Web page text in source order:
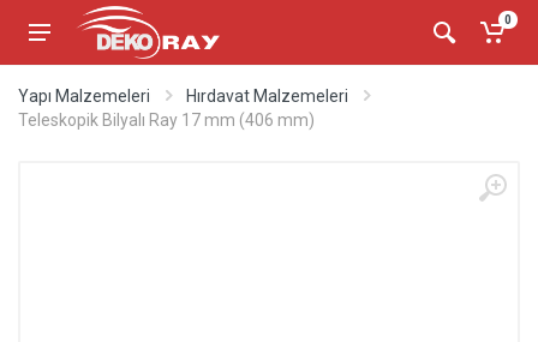
0
Yapı Malzemeleri
Hırdavat Malzemeleri
Teleskopik Bilyalı Ray 17 mm (406 mm)